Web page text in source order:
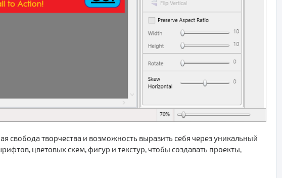
свобода творчества и возможность выразить себя через уникальный
цветовых схем, фигур и текстур, чтобы создавать проекты,